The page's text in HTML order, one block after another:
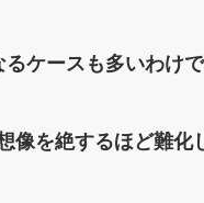
ケースも多いわけ
像を絶するほど難化